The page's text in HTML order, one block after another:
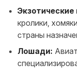
кролики,
страны
Лошади: